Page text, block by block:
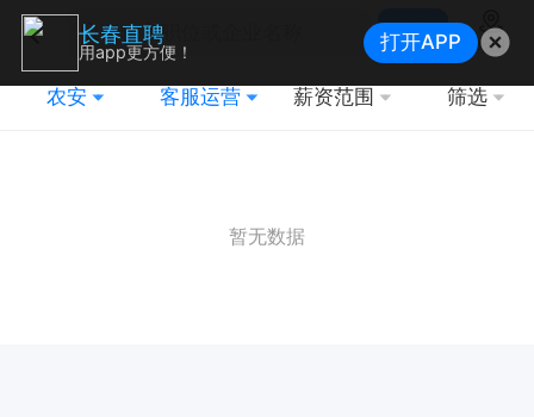
搜索
地图
农安 客服运营 薪资范围 筛选
暂无数据
长春直聘
用app更方便！ 打开APP